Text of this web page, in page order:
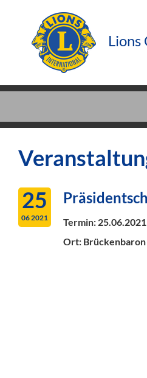
Lions
25
06 2021 Termin:
Ort: Brückenbaron